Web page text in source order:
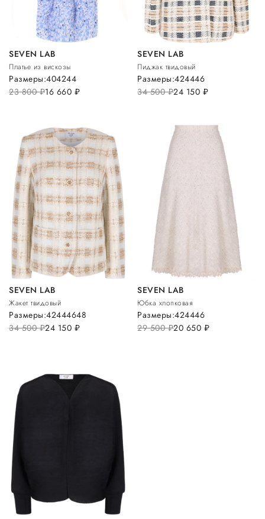
SEVEN LAB
Платье из вискозы
23 800руб.16 660 руб.
Размеры:404244
SEVEN LAB
Пиджак твидовый
34 500руб.24 150 руб.
Размеры:424446
SEVEN LAB
Жакет твидовый
34 500руб.24 150 руб.
Размеры:42444648
SEVEN LAB
Юбка хлопковая
29 500руб.20 650 руб.
Размеры:424446